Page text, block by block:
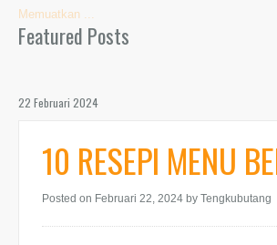
Memuatkan ...
Featured Posts
22 Februari 2024
10 RESEPI MENU
Posted on Februari 22, 2024 by Tengkubutang